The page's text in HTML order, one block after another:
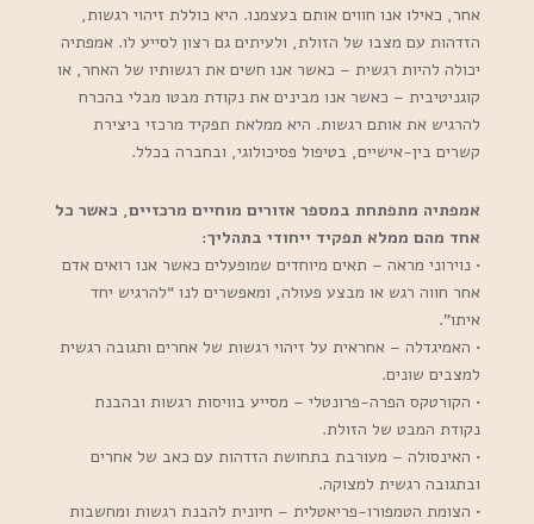
אחר, כאילו אנו חווים אותם בעצמנו. היא כוללת זיהוי רגשות,
הזדהות עם מצבו של הזולת, ולעיתים גם רצון לסייע לו. אמפתיה
יכולה להיות רגשית – כאשר אנו חשים את רגשותיו של האחר, או
קוגניטיבית – כאשר אנו מבינים את נקודת מבטו מבלי בהכרח
להרגיש את אותם רגשות. היא ממלאת תפקיד מרכזי ביצירת
קשרים בין-אישיים, בטיפול פסיכולוגי, ובחברה בכלל.
אמפתיה מתפתחת במספר אזורים מוחיים מרכזיים, כאשר כל
אחד מהם ממלא תפקיד ייחודי בתהליך:
• נוירוני מראה – תאים מיוחדים שמופעלים כאשר אנו רואים אדם
אחר חווה רגש או מבצע פעולה, ומאפשרים לנו “להרגיש יחד
איתו”.
• האמיגדלה – אחראית על זיהוי רגשות של אחרים ותגובה רגשית
למצבים שונים.
• הקורטקס הפרה-פרונטלי – מסייע בוויסות רגשות ובהבנת
נקודת המבט של הזולת.
• האינסולה – מעורבת בתחושת הזדהות עם כאב של אחרים
ובתגובה רגשית למצוקה.
• הצומת הטמפורו-פריאטלית – חיונית להבנת רגשות ומחשבות